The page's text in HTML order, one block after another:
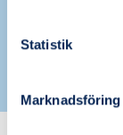
Statistik
Marknadsföring
Läs mer